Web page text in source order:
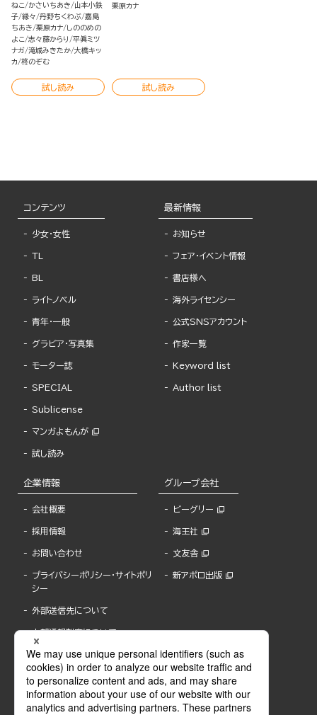
ねこ
かさいちあき
山本小鉄
子 縁々 丹野ちくわぶ 嘉島
ちあき 栗原カナ しののめの
よこ 志々藤からり
平眞ミツ
ナガ 滝城みきたか 大橋キッ
カ 柊のぞむ
試し読み
栗原カナ
試し読み
コンテンツ
少女・女性
TL
BL
ライトノベル
青年・一般
グラビア・写真集
モーター誌
SPECIAL
Sublicense
マンガよもんが
試し読み
最新情報
お知らせ
フェア・イベント情報
書店様へ
海外ライセンシー
公式SNSアカウント
作家一覧
Keyword list
Author list
企業情報
会社概要
採用情報
お問い合わせ
プライバシーポリシー・サイトポリ
シー
外部送信先について
内部通報制度について
グループ会社
ビーグリー
海王社
文友舎
新アポロ出版